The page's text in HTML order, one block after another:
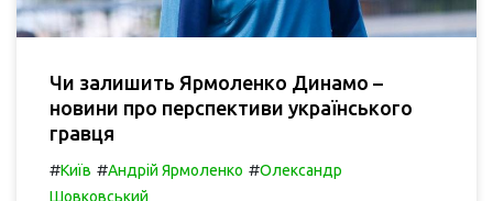
Чи залишить Ярмоленко Динамо –
новини про перспективи українського
гравця
#Київ #Андрій Ярмоленко #Олександр
Шовковський